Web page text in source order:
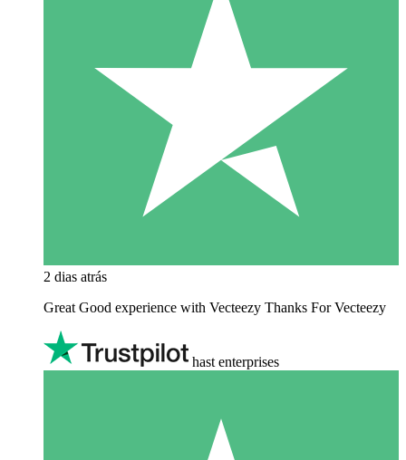
2 dias atrás
Great Good experience with Vecteezy Thanks For Vecteezy
hast enterprises